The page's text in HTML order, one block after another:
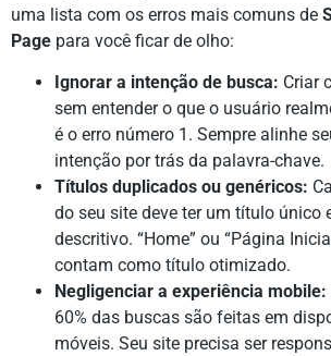
uma lista com os erros mais comuns de
Page para você ficar de olho:
Ignorar a intenção de busca: Criar
sem entender o que o usuário
é o erro número 1. Sempre alinhe
intenção por trás da palavra-chave.
Títulos duplicados ou genéricos:
do seu site deve ter um título único
descritivo. “Home” ou “Página
contam como título otimizado.
Negligenciar a experiência mobile:
60% das buscas são feitas em
móveis. Seu site precisa ser